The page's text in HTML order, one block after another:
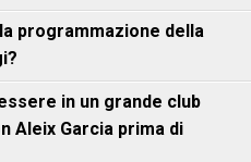
programmazione della
in un grande club
Aleix Garcia prima di